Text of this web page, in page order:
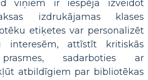
viņiem ir iespēja izveidot
izdrukājamas klases
etiķetes var personalizēt
interesēm, attīstīt kritiskās
sadarboties ar
atbildīgiem par bibliotēkas